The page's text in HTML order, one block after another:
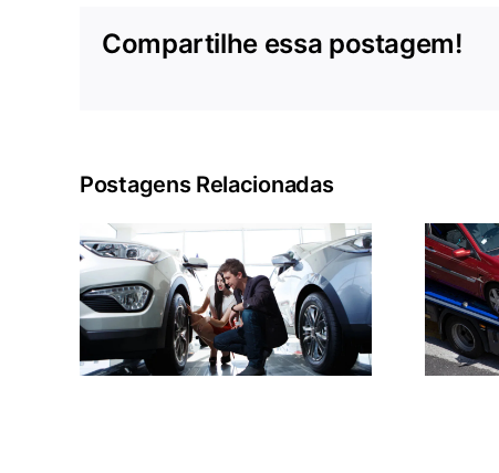
Compartilhe essa postagem!
Postagens Relacionadas